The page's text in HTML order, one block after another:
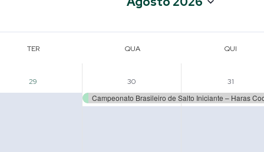
a
TER QUA QUI
0
evento,
29
1
evento,
30
Campeonato Brasileiro de Salto Iniciante – Haras
1
31